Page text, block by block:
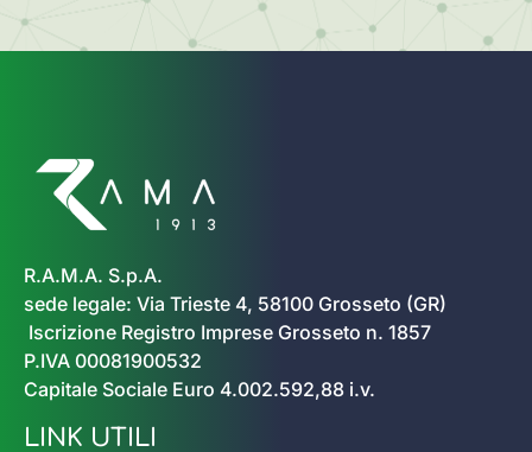
R.A.M.A. S.p.A.
sede legale: Via Trieste 4, 58100 Grosseto (GR)
Iscrizione Registro Imprese Grosseto n. 1857
P.IVA 00081900532
Capitale Sociale Euro 4.002.592,88 i.v.
LINK UTILI